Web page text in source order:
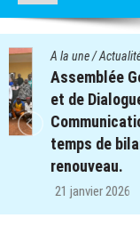
A la
29